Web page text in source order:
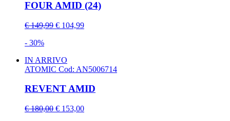
FOUR AMID (24)
€ 149,99 € 104,99
- 30%
IN ARRIVO
ATOMIC Cod: AN5006714
REVENT AMID
€ 180,00 € 153,00